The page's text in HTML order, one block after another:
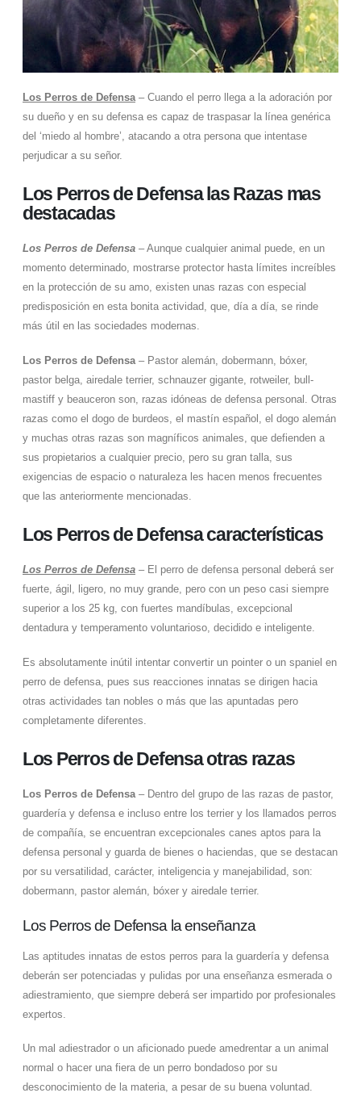
Los Perros de Defensa – Cuando el perro llega a la adoración por
su dueño y en su defensa es capaz de traspasar la línea genérica
del ‘miedo al hombre’, atacando a otra persona que intentase
perjudicar a su señor.
Los Perros de Defensa las Razas mas
destacadas
Los Perros de Defensa – Aunque cualquier animal puede, en un
momento determinado, mostrarse protector hasta límites increíbles
en la protección de su amo, existen unas razas con especial
predisposición en esta bonita actividad, que, día a día, se rinde
más útil en las sociedades modernas.
Los Perros de Defensa – Pastor alemán, dobermann, bóxer,
pastor belga, airedale terrier, schnauzer gigante, rotweiler, bull-
mastiff y beauceron son, razas idóneas de defensa personal. Otras
razas como el dogo de burdeos, el mastín español, el dogo alemán
y muchas otras razas son magníficos animales, que defienden a
sus propietarios a cualquier precio, pero su gran talla, sus
exigencias de espacio o naturaleza les hacen menos frecuentes
que las anteriormente mencionadas.
Los Perros de Defensa características
Los Perros de Defensa – El perro de defensa personal deberá ser
fuerte, ágil, ligero, no muy grande, pero con un peso casi siempre
superior a los 25 kg, con fuertes mandíbulas, excepcional
dentadura y temperamento voluntarioso, decidido e inteligente.
Es absolutamente inútil intentar convertir un pointer o un spaniel en
perro de defensa, pues sus reacciones innatas se dirigen hacia
otras actividades tan nobles o más que las apuntadas pero
completamente diferentes.
Los Perros de Defensa otras razas
Los Perros de Defensa– Dentro del grupo de las razas de pastor,
guardería y defensa e incluso entre los terrier y los llamados perros
de compañía, se encuentran excepcionales canes aptos para la
defensa personal y guarda de bienes o haciendas, que se destacan
por su versatilidad, carácter, inteligencia y manejabilidad, son:
dobermann, pastor alemán, bóxer y airedale terrier.
Los Perros de Defensa la enseñanza
Las aptitudes innatas de estos perros para la guardería y defensa
deberán ser potenciadas y pulidas por una enseñanza esmerada o
adiestramiento, que siempre deberá ser impartido por profesionales
expertos.
Un mal adiestrador o un aficionado puede amedrentar a un animal
normal o hacer una fiera de un perro bondadoso por su
desconocimiento de la materia, a pesar de su buena voluntad.